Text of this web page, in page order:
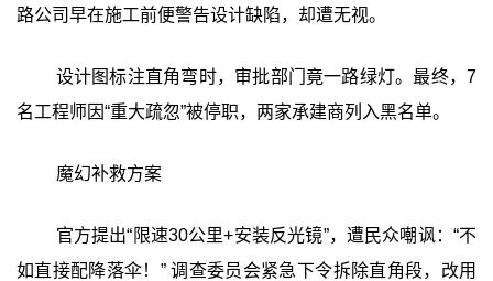
路公司早在施工前便警告设计缺陷，却遭无视。
设计图标注直角弯时，审批部门竟一路绿灯。最终，7
名工程师因“重大疏忽”被停职，两家承建商列入黑名单。
魔幻补救方案
官方提出“限速30公里+安装反光镜”，遭民众嘲讽：“不
如直接配降落伞！” 调查委员会紧急下令拆除直角段，改用